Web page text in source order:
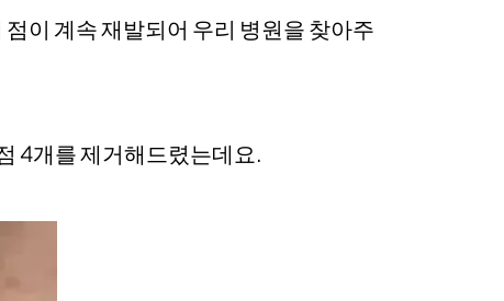
이 계속 재발되어 우리 병원을 찾아주
4개를 제거해드렸는데요.